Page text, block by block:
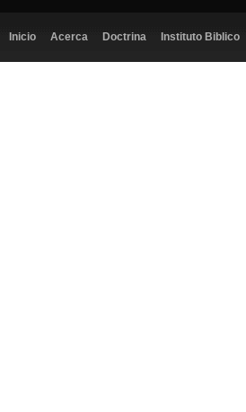
Inicio Acerca Doctrina Instituto Biblico